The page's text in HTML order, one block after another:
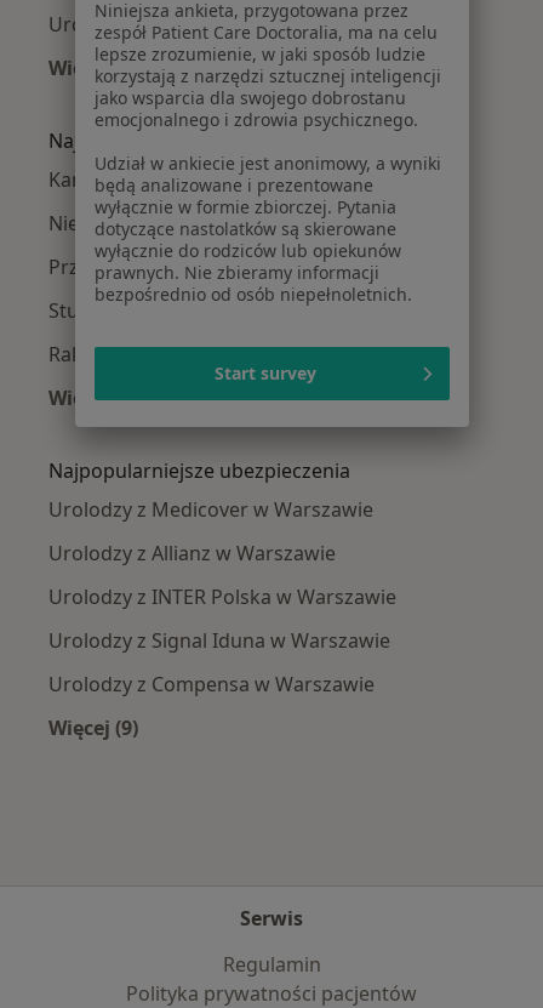
Urolodzy Praga-Południe
Więcej (14)
Więcej w kategorii: Urolodzy w pobliżu
Najczęście leczone choroby
Kamica nerkowa w Warszawie
Nietrzymanie moczu w Warszawie
Przerost prostaty w Warszawie
Stulejka w Warszawie
Rak prostaty w Warszawie
Więcej (15)
Więcej w kategorii: Najczęście leczone
Najpopularniejsze ubezpieczenia
Urolodzy z Medicover w Warszawie
Urolodzy z Allianz w Warszawie
Urolodzy z INTER Polska w Warszawie
Urolodzy z Signal Iduna w Warszawie
Urolodzy z Compensa w Warszawie
Więcej (9)
Serwis
Regulamin
Polityka prywatności pacjentów
Niniejsza ankieta, przygotowana przez
zespół Patient Care Doctoralia, ma na celu
lepsze zrozumienie, w jaki sposób ludzie
korzystają z narzędzi sztucznej inteligencji
jako wsparcia dla swojego dobrostanu
emocjonalnego i zdrowia psychicznego.
Udział w ankiecie jest anonimowy, a wyniki
będą analizowane i prezentowane
wyłącznie w formie zbiorczej. Pytania
dotyczące nastolatków są skierowane
wyłącznie do rodziców lub opiekunów
prawnych. Nie zbieramy informacji
bezpośrednio od osób niepełnoletnich.
Start survey